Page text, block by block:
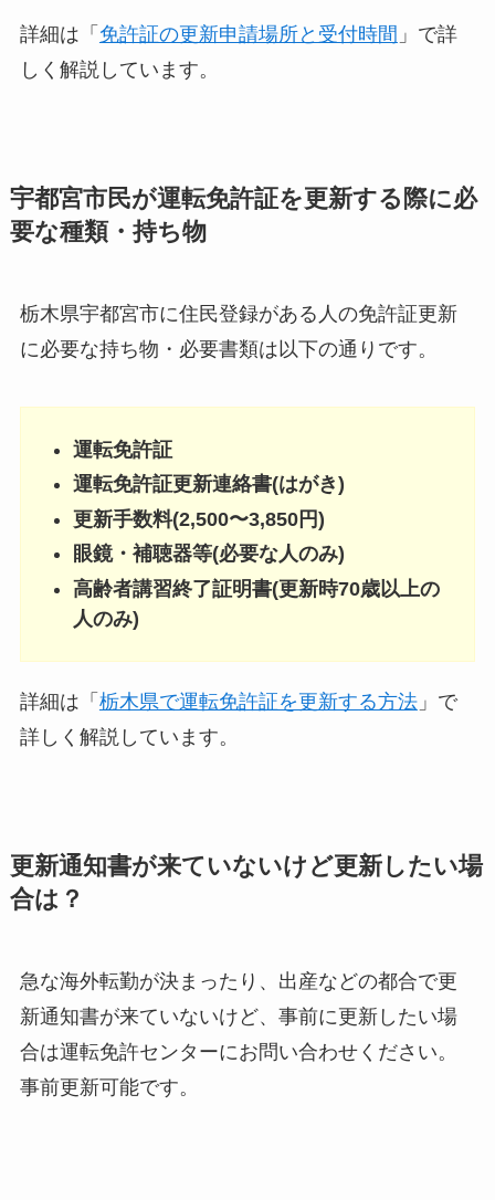
詳細は「 免許証の更新申請場所と受付時間 」で詳
しく解説しています。
宇都宮市民が運転免許証を更新する際に必
要な種類・持ち物
栃木県宇都宮市に住民登録がある人の免許証更新
に必要な持ち物・必要書類は以下の通りです。
運転免許証
運転免許証更新連絡書(はがき)
更新手数料(2,500〜3,850円)
眼鏡・補聴器等(必要な人のみ)
高齢者講習終了証明書(更新時70歳以上の
人のみ)
詳細は「 栃木県で運転免許証を更新する方法」で
詳しく解説しています。
更新通知書が来ていないけど更新したい場
合は？
急な海外転勤が決まったり、出産などの都合で更
新通知書が来ていないけど、事前に更新したい場
合は運転免許センターにお問い合わせください。
事前更新可能です。